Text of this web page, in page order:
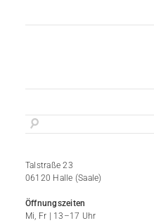
Talstraße 23
06120 Halle (Saale)
Öffnungszeiten
Mi, Fr | 13–17 Uhr